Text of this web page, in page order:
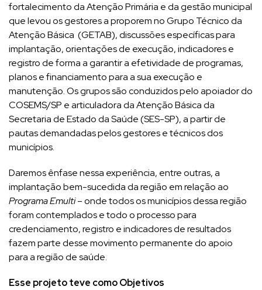
fortalecimento da Atenção Primária e da gestão municipal
que levou os gestores a proporem no Grupo Técnico da
Atenção Básica (GETAB), discussões específicas para
implantação, orientações de execução, indicadores e
registro de forma a garantir a efetividade de programas,
planos e financiamento para a sua execução e
manutenção. Os grupos são conduzidos pelo apoiador do
COSEMS/SP e articuladora da Atenção Básica da
Secretaria de Estado da Saúde (SES-SP), a partir de
pautas demandadas pelos gestores e técnicos dos
municípios.
Daremos ênfase nessa experiência, entre outras, a
implantação bem-sucedida da região em relação ao
Programa Emulti– onde todos os municípios dessa região
foram contemplados e todo o processo para
credenciamento, registro e indicadores de resultados
fazem parte desse movimento permanente do apoio
para a região de saúde.
Esse projeto teve como Objetivos